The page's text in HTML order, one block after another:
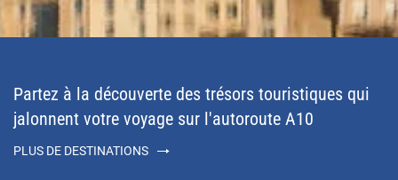
Partez à la découverte des trésors touristiques qui
jalonnent votre voyage sur l'autoroute A10
PLUS DE DESTINATIONS